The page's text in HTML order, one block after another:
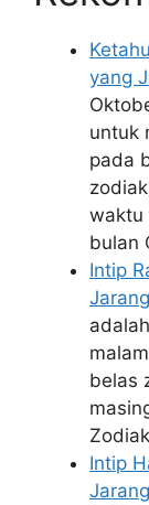
yang
untuk
pada
waktu
bulan
Intip
belas
Intip